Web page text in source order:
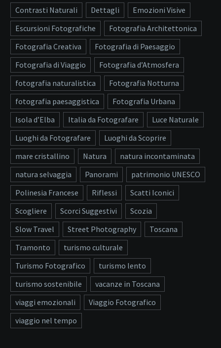
Contrasti Naturali
Dettagli
Emozioni Visive
Escursioni Fotografiche
Fotografia Architettonica
Fotografia Creativa
Fotografia di Paesaggio
Fotografia di Viaggio
Fotografia d’Atmosfera
fotografia naturalistica
Fotografia Notturna
fotografia paesaggistica
Fotografia Urbana
Isola d’Elba
Italia da Fotografare
Luce Naturale
Luoghi da Fotografare
Luoghi da Scoprire
mare cristallino
Natura
natura incontaminata
natura selvaggia
Panorami
patrimonio UNESCO
Polinesia Francese
Riflessi
Scatti Iconici
Scogliere
Scorci Suggestivi
Scozia
Slow Travel
Street Photography
Toscana
Tramonto
turismo culturale
Turismo Fotografico
turismo lento
turismo sostenibile
vacanze in Toscana
viaggi emozionali
Viaggio Fotografico
viaggio nel tempo